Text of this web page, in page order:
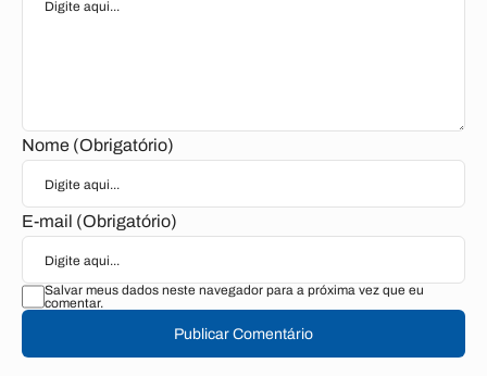
Nome (Obrigatório)
E-mail (Obrigatório)
Salvar meus dados neste navegador para a próxima vez que eu
comentar.
Publicar Comentário